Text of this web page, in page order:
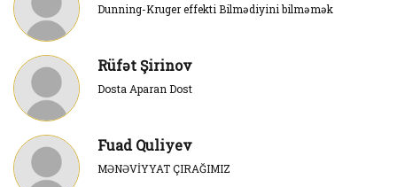
Dunning-Kruger effekti Bilmədiyini bilməmək
Rüfət Şirinov
Dosta Aparan Dost
Fuad Quliyev
MƏNƏVİYYAT ÇIRAĞIMIZ